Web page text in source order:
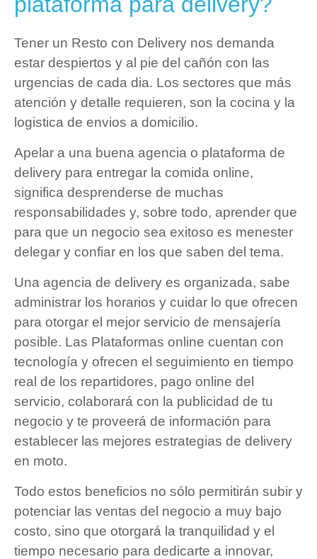
Tener un Resto con Delivery nos demanda
estar despiertos y al pie del cañón con las
urgencias de cada dia. Los sectores que más
atención y detalle requieren, son la cocina y la
logistica de envios a domicilio.
Apelar a una buena agencia o plataforma de
delivery para entregar la comida online,
significa desprenderse de muchas
responsabilidades y, sobre todo, aprender que
para que un negocio sea exitoso es menester
delegar y confiar en los que saben del tema.
Una agencia de delivery es organizada, sabe
administrar los horarios y cuidar lo que ofrecen
para otorgar el mejor servicio de mensajería
posible. Las Plataformas online cuentan con
tecnología y ofrecen el seguimiento en tiempo
real de los repartidores, pago online del
servicio, colaborará con la publicidad de tu
negocio y te proveerá de información para
establecer las mejores estrategias de delivery
en moto.
Todo estos beneficios no sólo permitirán subir y
potenciar las ventas del negocio a muy bajo
costo, sino que otorgará la tranquilidad y el
tiempo necesario para dedicarte a innovar,